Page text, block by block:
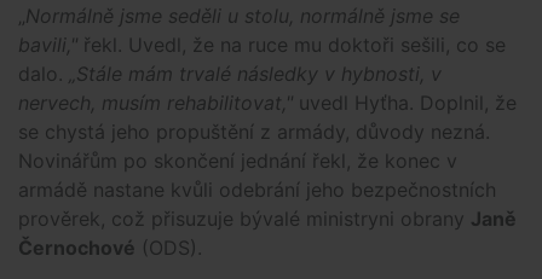
Normálně jsme seděli u stolu, normálně jsme se
bavili," řekl. Uvedl, že na ruce mu doktoři sešili, co se
dalo.
„Stále mám trvalé následky v hybnosti, v
nervech, musím rehabilitovat," uvedl Hyťha. Doplnil, že
se chystá jeho propuštění z armády, důvody nezná.
Novinářům po skončení jednání řekl, že konec v
armádě nastane kvůli odebrání jeho bezpečnostních
prověrek, což přisuzuje bývalé ministryni obrany Janě
Černochové (ODS).